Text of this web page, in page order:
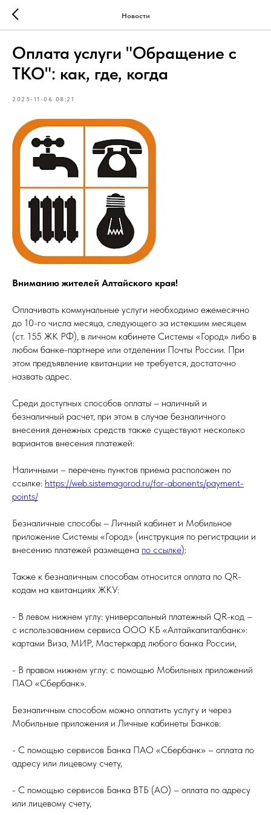
Новости
Оплата услуги "Обращение с
ТКО": как, где, когда
2025-11-06 08:21
Вниманию жителей Алтайского края!
Оплачивать коммунальные услуги необходимо ежемесячно
до 10-го числа месяца, следующего за истекшим месяцем
(ст. 155 ЖК РФ), в личном кабинете Системы «Город» либо в
любом банке-партнере или отделении Почты России. При
этом предъявление квитанции не требуется, достаточно
назвать адрес.
Среди доступных способов оплаты – наличный и
безналичный расчет, при этом в случае безналичного
внесения денежных средств также существуют несколько
вариантов внесения платежей:
Наличными – перечень пунктов приема расположен по
ссылке: https://web.sistemagorod.ru/for-abonents/payment-
points/
Безналичные способы – Личный кабинет и Мобильное
приложение Системы «Город» (инструкция по регистрации и
внесению платежей размещена по ссылке):
Также к безналичным способам относится оплата по QR-
кодам на квитанциях ЖКУ:
- В левом нижнем углу: универсальный платежный QR-код –
с использованием сервиса ООО КБ «Алтайкапиталбанк»:
картами Виза, МИР, Мастеркард любого банка России,
- В правом нижнем углу: с помощью Мобильных приложений
ПАО «Сбербанк».
Безналичным способом можно оплатить услугу и через
Мобильные приложения и Личные кабинеты Банков:
- С помощью сервисов Банка ПАО «Сбербанк» – оплата по
адресу или лицевому счету,
- С помощью сервисов Банка ВТБ (АО) – оплата по адресу
или лицевому счету,